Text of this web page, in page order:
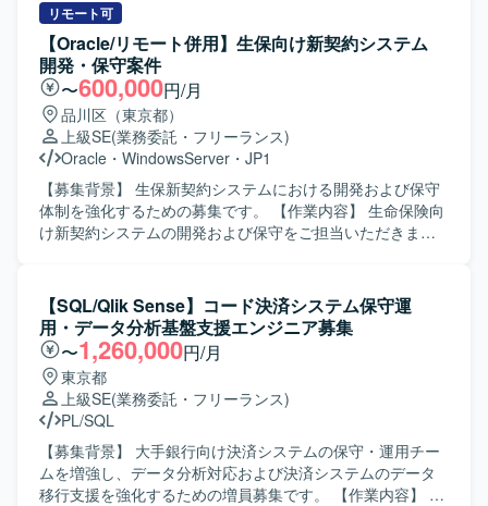
での開発経験を活かしつつ、証券業務知識やプロジェクト
マネジメントスキルを高めることができる環境です。顧客
折衝や案件管理などを通じて、技術力だけでなくビジネス
面でのスキルも磨いていただけます。 【開発環境】 Oracle
データベース上でのPL/SQL開発を中心に、UNIX環境での
C/C++およびCSHを用いた開発を行っております。フロン
ト・バッチなどの各種機能においてVB6.0およびVB.NETを
活用したシステム構成となっております。
だきます。ユーザーからの問い合わせ内容をもとにした調
査や不具合対応、改善提案なども行っていただきます。
【求める人物像】 ユーザーの立場に立って課題を整理し、
主体的に改善に取り組んでいただける方を求めています。
関係者とのコミュニケーションを円滑に行いながら、責任
感を持って業務を遂行できる方を歓迎します。 【ポジショ
ンの魅力】 物流管理システムの保守・運用から改善開発ま
で幅広く携わることで、業務理解とシステム開発スキルの
双方を高めることができます。ユーザーとの距離が近く、
改善の効果を実感しながら継続的にスキルアップしていた
だけます。 【開発環境】 WebアプリケーションおよびSQL
リモート可
【Oracle/リモート併用】生保向け新契約システム
開発・保守案件
〜600,000円/月
品川区（東京都）
上級SE(業務委託・フリーランス)
Oracle ・ WindowsServer ・ JP1
【募集背景】 生保新契約システムにおける開発および保守
体制を強化するための募集です。 【作業内容】 生命保険向
け新契約システムの開発および保守をご担当いただきま
だきます。案件リーダーとして要件作成や取り纏め、チー
ム内の担当割りなども行っていただきます。 【求める人物
像】 顧客担当社員とのやり取りを円滑に進められる高いコ
ミュニケーション能力をお持ちの方を求めています。生命
保険業務に対する理解を持ち、主体的に課題を整理しなが
ら周囲と協調してプロジェクトを推進できる方が望ましい
です。 【ポジションの魅力】 大規模な生命保険向け新契約
システムに携わることで、業務知見と上流工程の経験をさ
らに深めていただけます。顧客担当社員との直接折衝や案
件リーダーとしての役割を通じて、要件定義から設計まで
【SQL/Qlik Sense】コード決済システム保守運
用・データ分析基盤支援エンジニア募集
〜1,260,000円/月
東京都
上級SE(業務委託・フリーランス)
PL/SQL
【募集背景】 大手銀行向け決済システムの保守・運用チー
ムを増強し、データ分析対応および決済システムのデータ
移行支援を強化するための増員募集です。 【作業内容】 コ